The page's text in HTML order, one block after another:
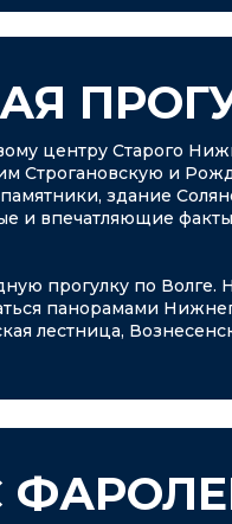
центру Старого
Строгановскую и
здание
и впечатляющие факты
прогулку по Волге.
панорамами
лестница,